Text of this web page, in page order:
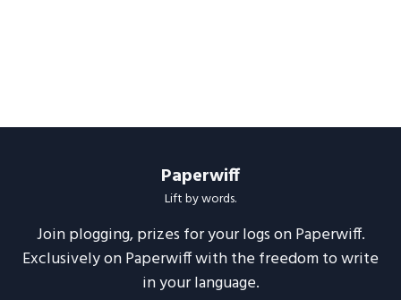
Paperwiff
Lift by words.
Join plogging, prizes for your logs on Paperwiff.
Exclusively on Paperwiff with the freedom to write
in your language.